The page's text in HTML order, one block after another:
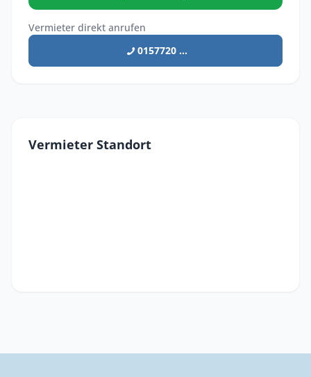
Vermieter direkt anrufen
0157720 ...
Vermieter Standort